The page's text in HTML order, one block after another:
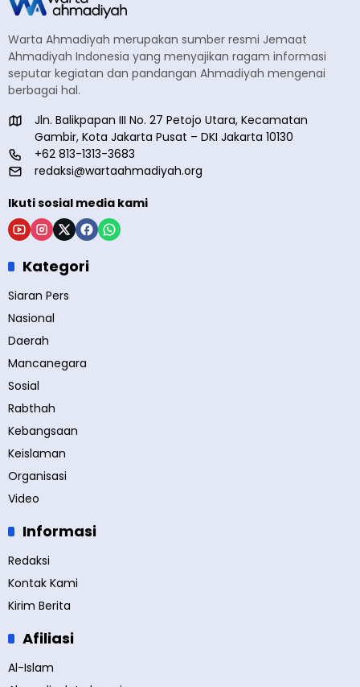
Warta Ahmadiyah merupakan sumber resmi Jemaat
Ahmadiyah Indonesia yang menyajikan ragam informasi
seputar kegiatan dan pandangan Ahmadiyah mengenai
berbagai hal.
Jln. Balikpapan III No. 27 Petojo Utara, Kecamatan
Gambir, Kota Jakarta Pusat – DKI Jakarta 10130
+62 813-1313-3683
redaksi@wartaahmadiyah.org
Ikuti sosial media kami
Kategori
Siaran Pers
Nasional
Daerah
Mancanegara
Sosial
Rabthah
Kebangsaan
Keislaman
Organisasi
Video
Informasi
Redaksi
Kontak Kami
Kirim Berita
Afiliasi
Al-Islam